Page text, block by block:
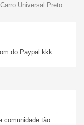
Universal Preto
do Paypal kkk
comunidade tão